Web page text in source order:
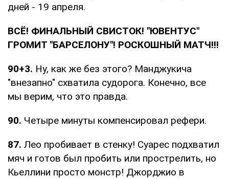
дней - 19 апреля.
ВСЁ! ФИНАЛЬНЫЙ СВИСТОК! "ЮВЕНТУС"
ГРОМИТ "БАРСЕЛОНУ"! РОСКОШНЫЙ МАТЧ!!!
90+3. Ну, как же без этого? Манджукича
"внезапно" схватила судорога. Конечно, все
мы верим, что это правда.
90. Четыре минуты компенсировал рефери.
87. Лео пробивает в стенку! Суарес подхватил
мяч и готов был пробить или прострелить, но
Кьеллини просто монстр! Джорджио в